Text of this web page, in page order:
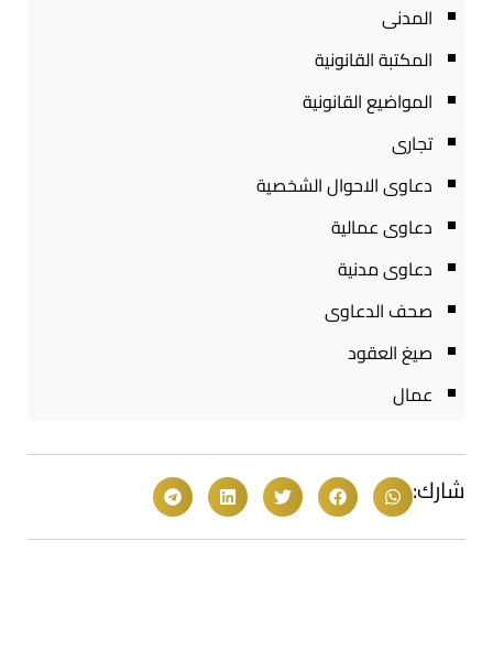
المدنى
المكتبة القانونية
المواضيع القانونية
تجارى
دعاوى الاحوال الشخصية
دعاوى عمالية
دعاوى مدنية
صحف الدعاوى
صيغ العقود
عمال
شارك: